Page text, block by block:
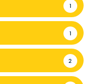
1
1
2